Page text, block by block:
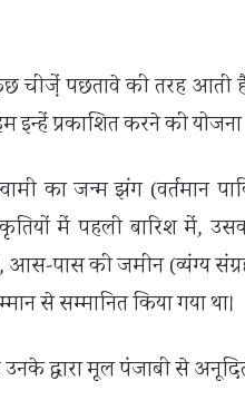
चीजें़ पछतावे की तरह आती
इन्हें प्रकाशित करने की
का जन्म झंग (वर्तमान
में पहली बारिश में,
पास की जमीन (व्यंग्य संग्रह)
से सम्मानित किया गया था।
उनके द्वारा मूल पंजाबी से